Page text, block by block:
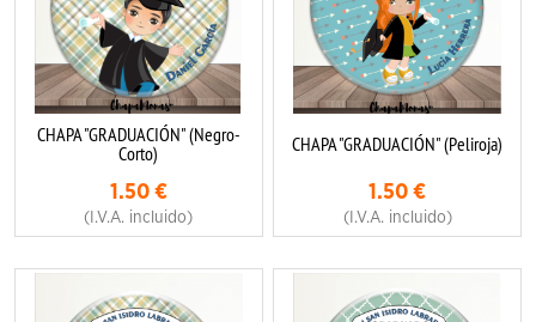
CHAPA "GRADUACIÓN" (Negro-
Corto)
1.50€
(I.V.A. incluido)
CHAPA "GRADUACIÓN" (Peliroja)
1.50 €
(I.V.A. incluido)